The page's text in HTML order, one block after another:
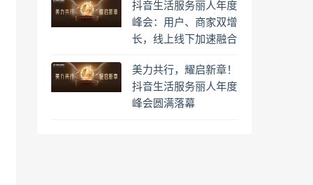
抖音生活服务丽人年度
峰会：用户、商家双增
长，线上线下加速融合
美力共行，耀启新章！
抖音生活服务丽人年度
峰会圆满落幕